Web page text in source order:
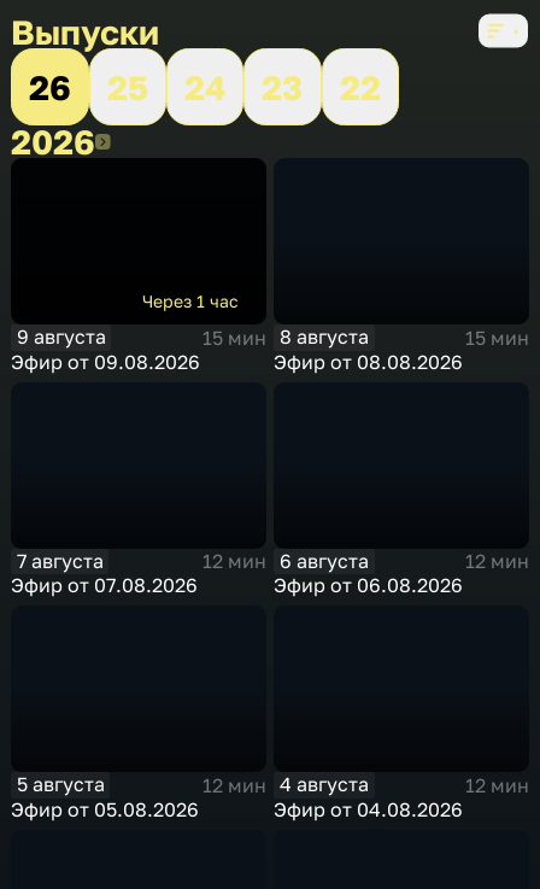
5 сезонов, 1138 выпусков
Выпуски
26
25 24 23
22
20262026
Через 1 час
9 августа
15 мин
Эфир от 09.08.2026
8 августа
15 мин
Эфир от 08.08.2026
7 августа
12 мин
Эфир от 07.08.2026
6 августа
12 мин
Эфир от 06.08.2026
5 августа
12 мин
Эфир от 05.08.2026
4 августа
12 мин
Эфир от 04.08.2026